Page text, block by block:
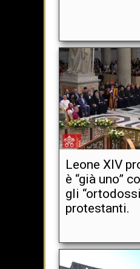
Leone XIV
è “già uno”
gli
protestanti.